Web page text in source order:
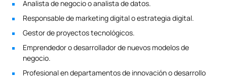
Analista de negocio o analista de datos.
Responsable de marketing digital o estrategia digital.
Gestor de proyectos tecnológicos.
Emprendedor o desarrollador de nuevos modelos de
negocio.
Profesional en departamentos de innovación o desarrollo